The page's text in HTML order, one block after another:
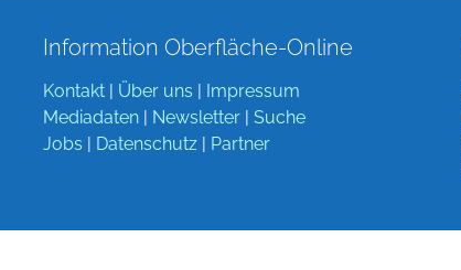
Information Oberfläche-Online
Kontakt | Über uns | Impressum
Mediadaten | Newsletter | Suche
Jobs | Datenschutz | Partner